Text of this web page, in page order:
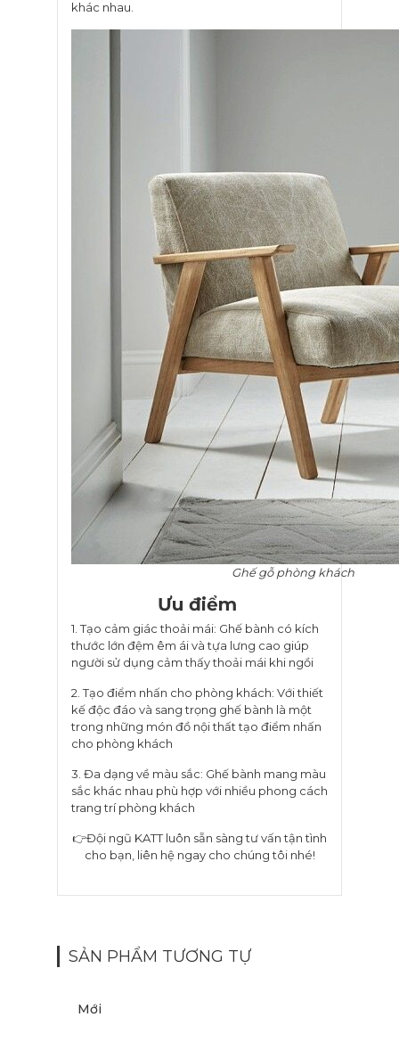
khác nhau.
Ghế gỗ phòng khách
Ưu điểm
1. Tạo cảm giác thoải mái: Ghế bành có kích
thước lớn đệm êm ái và tựa lưng cao giúp
người sử dụng cảm thấy thoải mái khi ngồi
2. Tạo điểm nhấn cho phòng khách: Với thiết
kế độc đáo và sang trọng ghế bành là một
trong những món đồ nội thất tạo điểm nhấn
cho phòng khách
3. Đa dạng về màu sắc: Ghế bành mang màu
sắc khác nhau phù hợp với nhiều phong cách
trang trí phòng khách
👉Đội ngũ KATT luôn sẵn sàng tư vấn tận tình
cho bạn, liên hệ ngay cho chúng tôi nhé!
SẢN PHẨM TƯƠNG TỰ
Mới